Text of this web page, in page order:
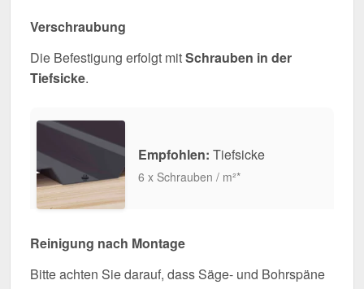
Verschraubung
Die Befestigung erfolgt mitSchrauben in der
Tiefsicke.
Empfohlen: Tiefsicke
6 x Schrauben / m²*
Reinigung nach Montage
Bitte achten Sie darauf, dass Säge- und Bohrspäne